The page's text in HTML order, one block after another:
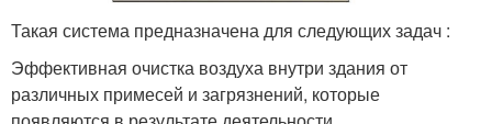
Такая система предназначена для следующих задач :
Эффективная очистка воздуха внутри здания от
различных примесей и загрязнений, которые